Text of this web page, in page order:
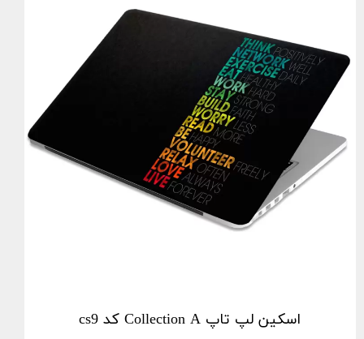
اسکین لپ تاپ Collection A کد cs9